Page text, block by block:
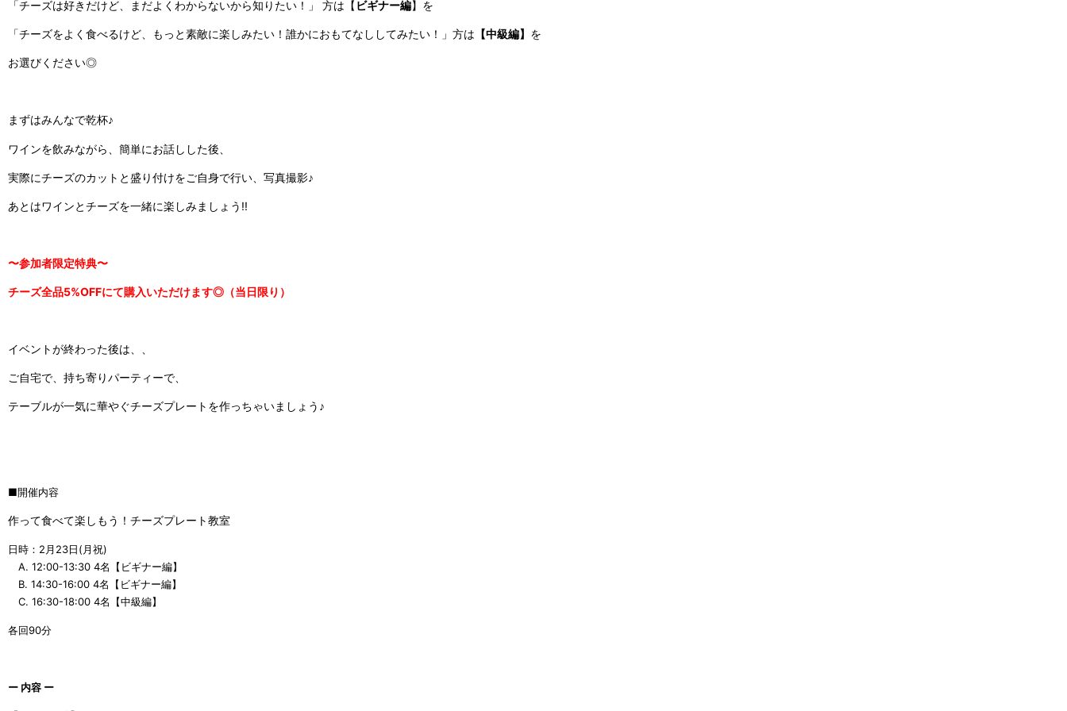
「チーズは好きだけど、まだよくわからないから知りたい！」 方は【 ビギナー編】を
「チーズをよく食べるけど、もっと素敵に楽しみたい！誰かにおもてなししてみたい！」方は 【中級編】 を
お選びください◎
まずはみんなで乾杯♪
ワインを飲みながら、簡単にお話しした後、
実際にチーズのカットと盛り付けをご自身で行い、写真撮影♪
あとはワインとチーズを一緒に楽しみましょう!!
〜参加者限定特典〜
チーズ全品5%OFFにて購入いただけます◎（当日限り）
イベントが終わった後は、、
ご自宅で、持ち寄りパーティーで、
テーブルが一気に華やぐチーズプレートを作っちゃいましょう♪
■開催内容
作って食べて楽しもう！チーズプレート教室
日時：2月23日(月祝)
A. 12:00-13:30 4名【ビギナー編】
B. 14:30-16:00 4名
【ビギナー編】
C. 16:30-18:00 4名
【中級編】
各回90分
ー 内容 ー